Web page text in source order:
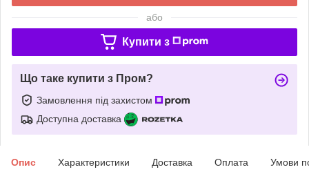
або
Купити з
Що таке купити з Пром?
Замовлення під захистом
Доступна доставка
Опис Характеристики Доставка Оплата Умови